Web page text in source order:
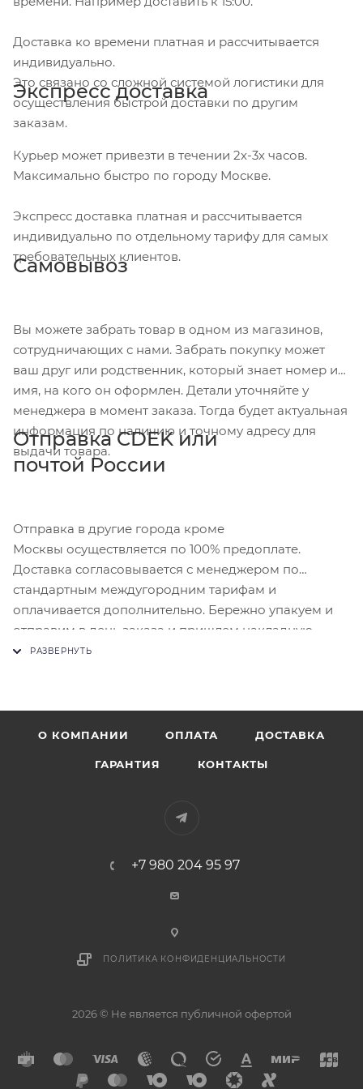
Доставка ко времени платная и рассчитывается
индивидуально.
Это связано со сложной системой логистики для
осуществления быстрой доставки по другим
заказам.
Экспресс доставка
Курьер может привезти в течении 2х-3х часов.
Максимально быстро по городу Москве.
Экспресс доставка платная и рассчитывается
индивидуально по отдельному тарифу для самых
требовательных клиентов.
Самовывоз
Вы можете забрать товар в одном из магазинов,
сотрудничающих с нами. Забрать покупку может
ваш друг или родственник, который знает номер и
имя, на кого он оформлен. Детали уточняйте у
менеджера в момент заказа. Тогда будет актуальная
информация по наличию и точному адресу для
выдачи товара.
Отправка CDEK или
почтой России
Отправка в другие города кроме
Москвы осуществляется по 100% предоплате.
Доставка согласовывается с менеджером по
стандартным междугородним тарифам и
оплачивается дополнительно. Бережно упакуем и
отправим в день заказа и пришлем накладную.
О КОМПАНИИ ОПЛАТА ДОСТАВКА
ГАРАНТИЯ КОНТАКТЫ
+7 980 204 95 97
ПОЛИТИКА КОНФИДЕНЦИАЛЬНОСТИ
2026 © Не является публичной офертой